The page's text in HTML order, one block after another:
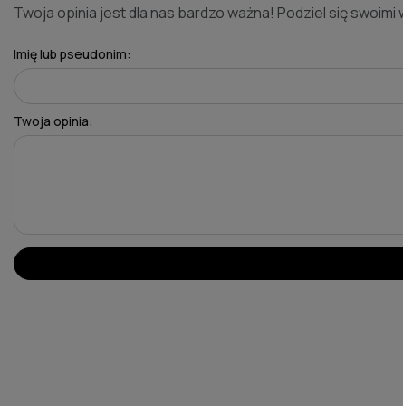
Twoja opinia jest dla nas bardzo ważna! Podziel się swoimi
Imię lub pseudonim:
Twoja opinia: